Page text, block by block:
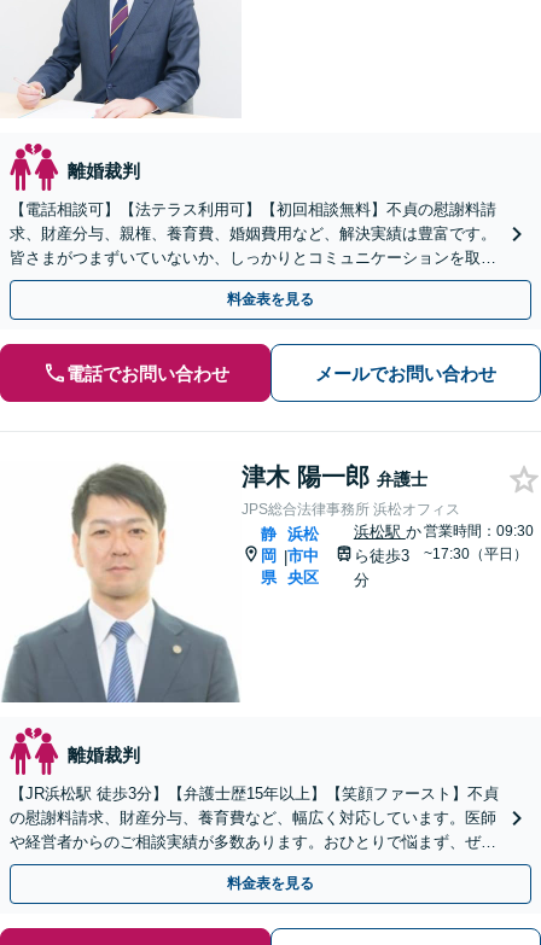
離婚裁判
【電話相談可】【法テラス利用可】【初回相談無料】不貞の慰謝料請
求、財産分与、親権、養育費、婚姻費用など、解決実績は豊富です。
皆さまがつまずいていないか、しっかりとコミュニケーションを取り
ながらお話を進めてまいります
料金表を見る
電話でお問い合わせ メールでお問い合わせ
津木 陽一郎 弁護士
JPS総合法律事務所 浜松オフィス
静
岡
県
|
浜松
市中
央区
浜松駅 か
ら徒歩3
分
営業時間：09:30
~17:30（平日）
離婚裁判
【JR浜松駅 徒歩3分】【弁護士歴15年以上】【笑顔ファースト】不貞
の慰謝料請求、財産分与、養育費など、幅広く対応しています。医師
や経営者からのご相談実績が多数あります。おひとりで悩まず、ぜひ
弁護士にご相談ください。【初回面談無料】
料金表を見る